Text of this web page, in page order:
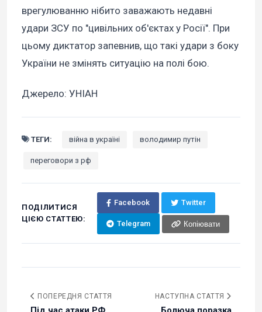
врегулюванню нібито заважають недавні
удари ЗСУ по "цивільних об'єктах у Росії". При
цьому диктатор запевнив, що такі удари з боку
України не змінять ситуацію на полі бою.
Джерело: УНІАН
ТЕГИ: війна в україні володимир путін
переговори з рф
ПОДІЛИТИСЯ
ЦІЄЮ СТАТТЕЮ:
Facebook Twitter
Telegram Копіювати
ПОПЕРЕДНЯ СТАТТЯ НАСТУПНА СТАТТЯ